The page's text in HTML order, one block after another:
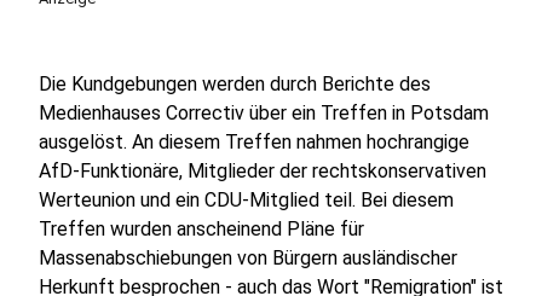
Die Kundgebungen werden durch Berichte des
Medienhauses Correctiv über ein Treffen in Potsdam
ausgelöst. An diesem Treffen nahmen hochrangige
AfD-Funktionäre, Mitglieder der rechtskonservativen
Werteunion und ein CDU-Mitglied teil. Bei diesem
Treffen wurden anscheinend Pläne für
Massenabschiebungen von Bürgern ausländischer
Herkunft besprochen - auch das Wort "Remigration" ist